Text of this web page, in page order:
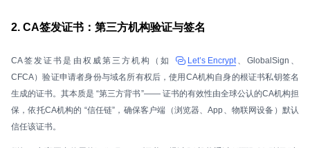
2. CA签发证书：第三方机构验证与签名
CA签发证书是由权威第三方机构（如 Let’s Encrypt、GlobalSign、
CFCA）验证申请者身份与域名所有权后，使用CA机构自身的根证书私钥签名
生成的证书。其本质是 “第三方背书”—— 证书的有效性由全球公认的CA机构担
保，依托CA机构的 “信任链”，确保客户端（浏览器、App、物联网设备）默认
信任该证书。